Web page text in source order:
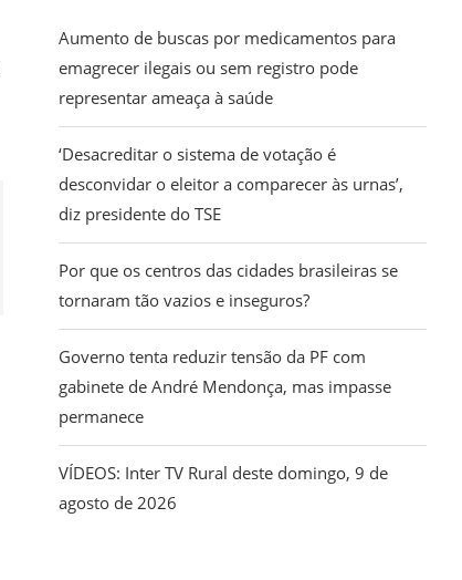
Aumento de buscas por medicamentos para
emagrecer ilegais ou sem registro pode
representar ameaça à saúde
‘Desacreditar o sistema de votação é
desconvidar o eleitor a comparecer às urnas’,
diz presidente do TSE
Por que os centros das cidades brasileiras se
tornaram tão vazios e inseguros?
Governo tenta reduzir tensão da PF com
gabinete de André Mendonça, mas impasse
permanece
VÍDEOS: Inter TV Rural deste domingo, 9 de
agosto de 2026